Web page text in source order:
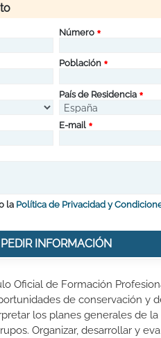
Número
Población
País de Residencia
E-mail
la Política de Privacidad y
PEDIR INFORMACIÓN
Oficial de Formación
de conservación y
los planes generales de
Organizar, desarrollar y